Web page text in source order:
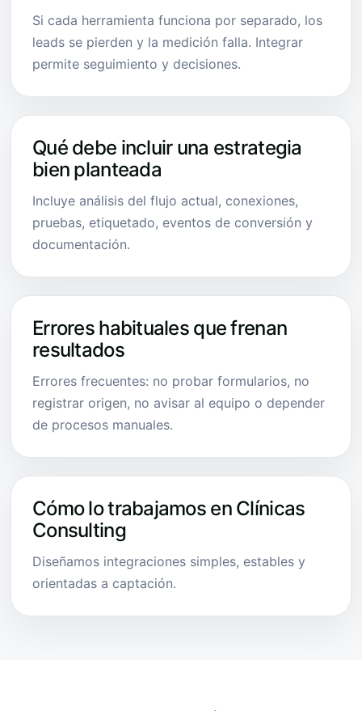
Si cada herramienta funciona por separado, los
leads se pierden y la medición falla. Integrar
permite seguimiento y decisiones.
Qué debe incluir una estrategia
bien planteada
Incluye análisis del flujo actual, conexiones,
pruebas, etiquetado, eventos de conversión y
documentación.
Errores habituales que frenan
resultados
Errores frecuentes: no probar formularios, no
registrar origen, no avisar al equipo o depender
de procesos manuales.
Cómo lo trabajamos en Clínicas
Consulting
Diseñamos integraciones simples, estables y
orientadas a captación.